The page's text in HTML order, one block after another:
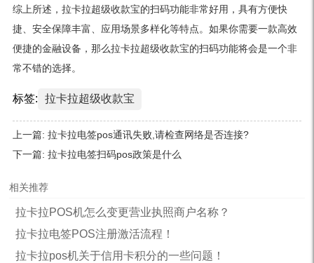
综上所述，拉卡拉超级收款宝的扫码功能非常好用，具有方便快
捷、安全保障丰富、应用场景多样化等特点。如果你需要一款高效
便捷的金融设备，那么拉卡拉超级收款宝的扫码功能将会是一个非
常不错的选择。
标签: 拉卡拉超级收款宝
上一篇: 拉卡拉电签pos通讯失败,请检查网络是否连接?
下一篇: 拉卡拉电签扫码pos政策是什么
相关推荐
拉卡拉POS机怎么变更营业执照商户名称？
拉卡拉电签POS注册激活流程！
拉卡拉pos机关于信用卡积分的一些问题！